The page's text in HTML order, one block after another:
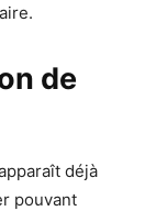
de
déjà
pouvant